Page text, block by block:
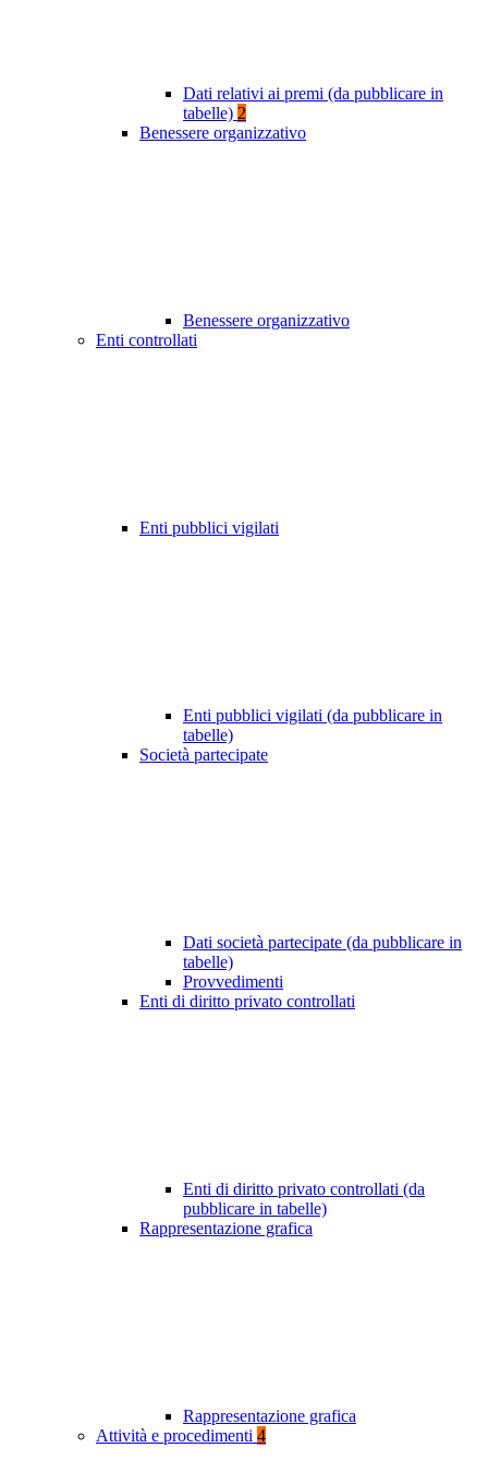
Dati relativi ai premi (da pubblicare in
tabelle) 2
Benessere organizzativo
Benessere organizzativo
Enti controllati
Enti pubblici vigilati
Enti pubblici vigilati (da pubblicare in
tabelle)
Società partecipate
Dati società partecipate (da pubblicare in
tabelle)
Provvedimenti
Enti di diritto privato controllati
Enti di diritto privato controllati (da
pubblicare in tabelle)
Rappresentazione grafica
Rappresentazione grafica
Attività e procedimenti 4